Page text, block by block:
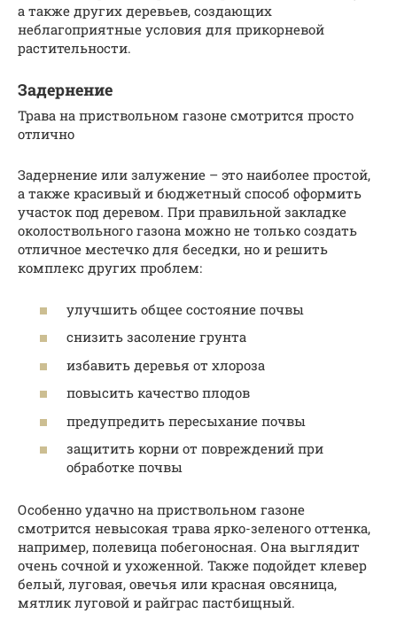
а также других деревьев, создающих
неблагоприятные условия для прикорневой
растительности.
Задернение
Трава на приствольном газоне смотрится просто
отлично
Задернение или залужение – это наиболее простой,
а также красивый и бюджетный способ оформить
участок под деревом. При правильной закладке
околоствольного газона можно не только создать
отличное местечко для беседки, но и решить
комплекс других проблем:
улучшить общее состояние почвы
снизить засоление грунта
избавить деревья от хлороза
повысить качество плодов
предупредить пересыхание почвы
защитить корни от повреждений при
обработке почвы
Особенно удачно на приствольном газоне
смотрится невысокая трава ярко-зеленого оттенка,
например, полевица побегоносная. Она выглядит
очень сочной и ухоженной. Также подойдет клевер
белый, луговая, овечья или красная овсяница,
мятлик луговой и райграс пастбищный.